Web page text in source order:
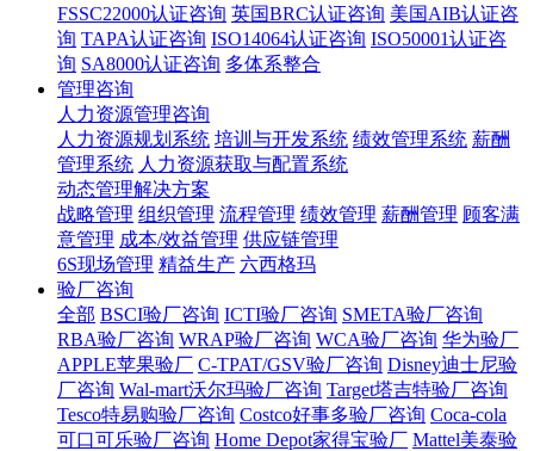
FSSC22000认证咨询 英国BRC认证咨询 美国AIB认证咨
询 TAPA认证咨询 ISO14064认证咨询 ISO50001认证咨
询 SA8000认证咨询 多体系整合
管理咨询
人力资源管理咨询
人力资源规划系统 培训与开发系统 绩效管理系统 薪酬
管理系统 人力资源获取与配置系统
动态管理解决方案
战略管理 组织管理 流程管理 绩效管理 薪酬管理 顾客满
意管理 成本/效益管理 供应链管理
6S现场管理 精益生产 六西格玛
验厂咨询
全部 BSCI验厂咨询 ICTI验厂咨询 SMETA验厂咨询
RBA验厂咨询 WRAP验厂咨询 WCA验厂咨询 华为验厂
APPLE苹果验厂 C-TPAT/GSV验厂咨询 Disney迪士尼验
厂咨询 Wal-mart沃尔玛验厂咨询 Target塔吉特验厂咨询
Tesco特易购验厂咨询 Costco好事多验厂咨询 Coca-cola
可口可乐验厂咨询 Home Depot家得宝验厂 Mattel美泰验